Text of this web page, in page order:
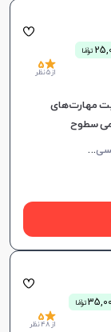
توما
ن
5
از 5 نظر
مهارت‌های
سطوح
م
کالمه زبان انگلیسی، زبان انگلیسی عمومی، گرامر زبان انگلیسی، زبان انگلیسی آمریکایی، زبان انگلیسی کنکور سراسری، زبان انگلیسی هفتم دبیرستان، زبان انگلیسی هشتم دبیرستان، زبان انگلیسی نهم دبیرستان، زبان انگلیسی دهم دبیرستان، زبان انگلیسی یازدهم دبیرستان، زبان انگلیسی دوازدهم دبیرستان، زبان انگلیسی کودکان
توما
ن
5
از 48 نظر